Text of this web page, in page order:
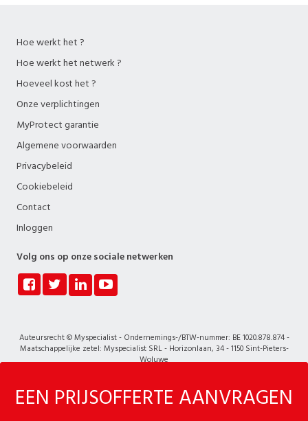
EEN PRIJSOFFERTE AANVRAGEN
Hoe werkt het ?
Hoe werkt het netwerk ?
Hoeveel kost het ?
Onze verplichtingen
MyProtect garantie
Algemene voorwaarden
Privacybeleid
Cookiebeleid
Contact
Inloggen
Volg ons op onze sociale netwerken
Auteursrecht © Myspecialist - Ondernemings-/BTW-nummer: BE 1020.878.874 -
Maatschappelijke zetel: Myspecialist SRL - Horizonlaan, 34 - 1150 Sint-Pieters-
Woluwe